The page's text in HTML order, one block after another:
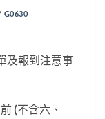
G0630
及報到注意事
(不含六、